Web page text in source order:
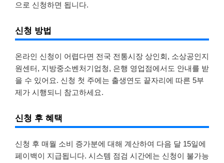
으로 신청하면 됩니다.
신청 방법
온라인 신청이 어렵다면 전국 전통시장 상인회, 소상공인지
원센터, 지방중소벤처기업청, 은행 영업점에서도 안내를 받
을 수 있어요. 신청 첫 주에는 출생연도 끝자리에 따른 5부
제가 시행되니 참고하세요.
신청 후 혜택
신청 후 매월 소비 증가분에 대해 계산하여 다음 달 15일에
페이백이 지급됩니다. 시스템 점검 시간에는 신청이 불가능